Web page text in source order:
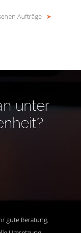
Aufträge ➤
unter
gute Beratung,